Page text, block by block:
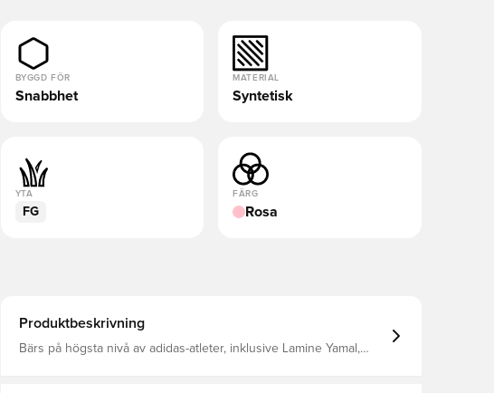
BYGGD FÖR
Snabbhet
MATERIAL
Syntetisk
YTA
FG
FÄRG
Rosa
Produktbeskrivning
Bärs på högsta nivå av adidas-atleter, inklusive Lamine Yamal,